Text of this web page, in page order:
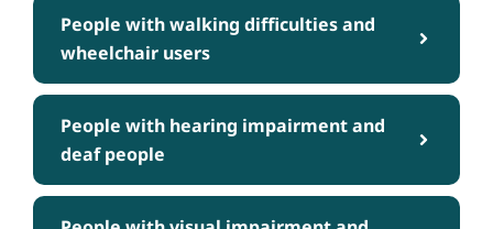
People with walking difficulties and
wheelchair users
People with hearing impairment and
deaf people